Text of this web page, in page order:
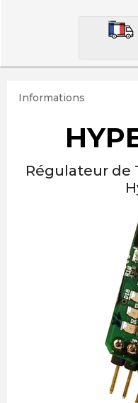
Informations
Régulateur de